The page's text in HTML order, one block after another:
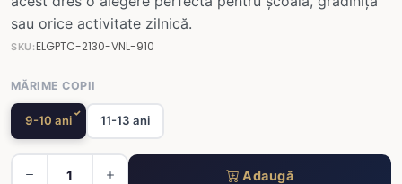
sau orice activitate zilnică.
SKU:ELGPTC-2130-VNL-910
MĂRIME COPII
9-10 ani 11-13 ani
Adaugă